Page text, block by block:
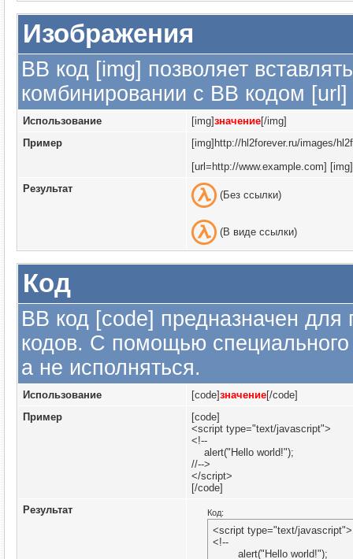
Изображения
BB код [img] позволяет
комбинировании с BB кодом
Использование [img]значение[/img]
Пример
[img]http://hl2forever.ru/images/
[url=http://www.example.com]
Результат
(Без ссылки)
(В виде ссылки)
Код
BB код [code] предназначен
кодов. С помощью специального
а не исполняться.
Использование [code]значение[/code]
Пример
[code]
<script type="text/javascript">
<!--
alert("Hello world!");
//-->
</script>
[/code]
Результат
Код:
<script type="text/javascript">
<!--